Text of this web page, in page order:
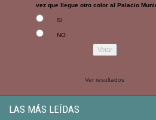
vez que llegue otro color al Palacio
SI
NO
Ver resultados
LAS MÁS LEÍDAS